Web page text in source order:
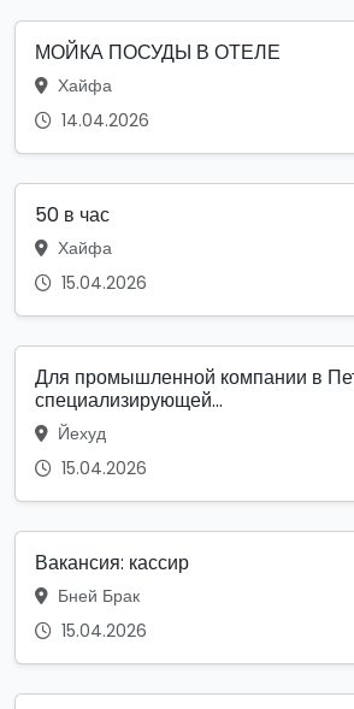
МОЙКА ПОСУДЫ В ОТЕЛЕ
Хайфа
14.04.2026
50 в час
Хайфа
15.04.2026
Для промышленной компании в
специализирующей...
Йехуд
15.04.2026
Вакансия: кассир
Бней Брак
15.04.2026